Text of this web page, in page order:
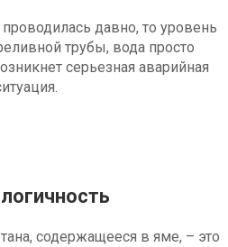
проводилась давно, то уровень
трубы, вода просто
серьезная аварийная
содержащееся в яме, – это